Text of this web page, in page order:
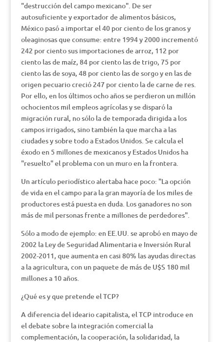
"destrucción del campo mexicano". De ser
autosuficiente y exportador de alimentos básicos,
México pasó a importar el 40 por ciento de los granos y
oleaginosas que consume: entre 1994 y 2000 incrementó
242 por ciento sus importaciones de arroz, 112 por
ciento las de maíz, 84 por ciento las de trigo, 75 por
ciento las de soya, 48 por ciento las de sorgo y en las de
origen pecuario creció 247 por ciento la de carne de res.
Por ello, en los últimos ocho años se perdieron un millón
ochocientos mil empleos agrícolas y se disparó la
migración rural, no sólo la de temporada dirigida a los
campos irrigados, sino también la que marcha a las
ciudades y sobre todo a Estados Unidos. Se calcula el
éxodo en 5 millones de mexicanos y Estados Unidos ha
"resuelto" el problema con un muro en la frontera.
Un artículo periodístico alertaba hace poco: "La opción
de vida en el campo para la gran mayoría de los miles de
productores está puesta en duda. Los ganadores no son
más de mil personas frente a millones de perdedores".
Sólo a modo de ejemplo: en EE.UU. se aprobó en mayo de
2002 la Ley de Seguridad Alimentaria e Inversión Rural
2002-2011, que aumenta en casi 80% las ayudas directas
a la agricultura, con un paquete de más de U$S 180 mil
millones a 10 años.
¿Qué es y que pretende el TCP?
A diferencia del ideario capitalista, el TCP introduce en
el debate sobre la integración comercial la
complementación, la cooperación, la solidaridad, la